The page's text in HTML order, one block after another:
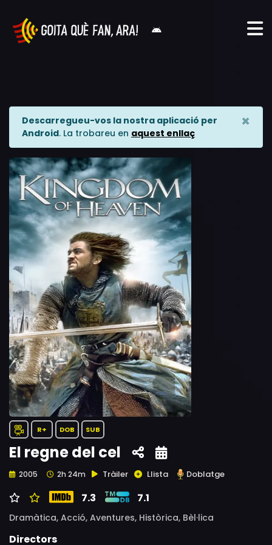
Descarregueu-vos la nostra aplicació per
Android. La trobareu en aquest enllaç
×
R+ DOB SUB
El regne del cel
2005 2h 24m Tràiler Llista Doblatge
7.3 7.1
Dramàtica, Acció, Aventures, Històrica, Bèl·lica
Directors